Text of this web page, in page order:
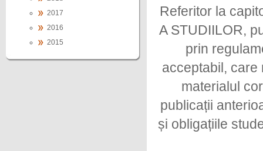
2017
2016
2015
Referitor la
A STUDIILOR,
prin
acceptabil, care
materialul
publicații
și obligațiile